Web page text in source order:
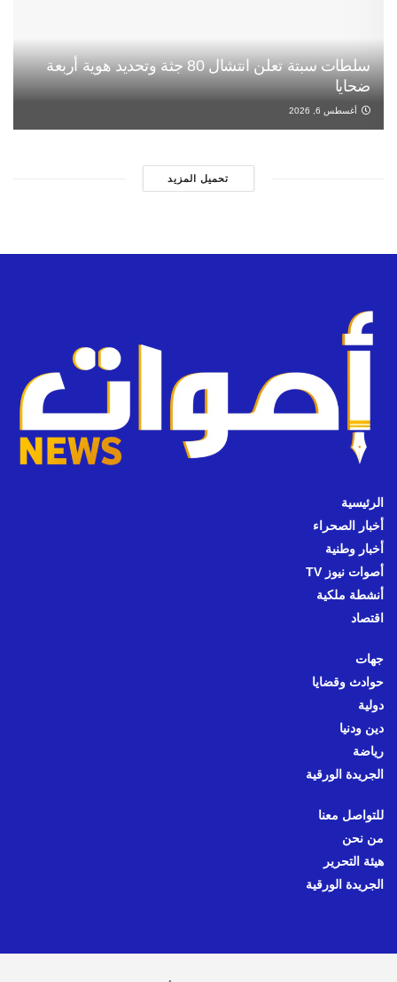
سلطات سبتة تعلن انتشال 80 جثة وتحديد هوية أربعة
ضحايا
أغسطس 6, 2026
تحميل المزيد
الرئيسية
أخبار الصحراء
أخبار وطنية
أصوات نيوز TV
أنشطة ملكية
اقتصاد
جهات
حوادث وقضايا
دولية
دين ودنيا
رياضة
الجريدة الورقية
للتواصل معنا
من نحن
هيئة التحرير
الجريدة الورقية